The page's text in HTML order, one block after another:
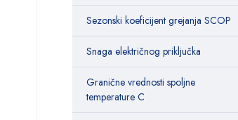
Sezonski koeficijent grejanja SCOP
Snaga električnog priključka
Granične vrednosti spoljne
temperature C